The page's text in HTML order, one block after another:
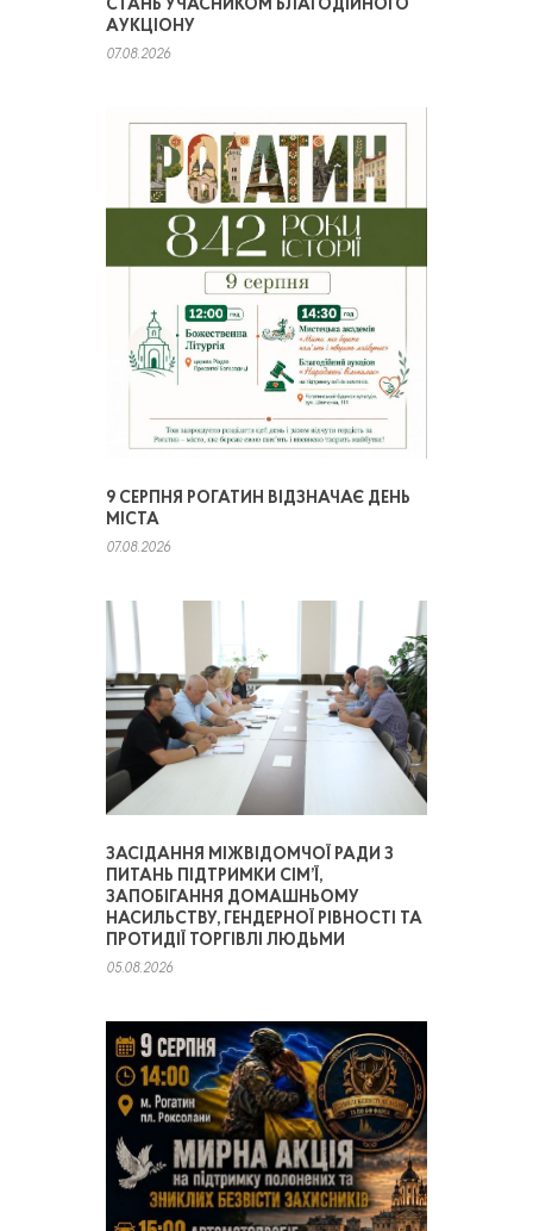
СТАНЬ УЧАСНИКОМ БЛАГОДІЙНОГО
АУКЦІОНУ
07.08.2026
9 СЕРПНЯ РОГАТИН ВІДЗНАЧАЄ ДЕНЬ
МІСТА
07.08.2026
ЗАСІДАННЯ МІЖВІДОМЧОЇ РАДИ З
ПИТАНЬ ПІДТРИМКИ СІМ’Ї,
ЗАПОБІГАННЯ ДОМАШНЬОМУ
НАСИЛЬСТВУ, ГЕНДЕРНОЇ РІВНОСТІ ТА
ПРОТИДІЇ ТОРГІВЛІ ЛЮДЬМИ
05.08.2026